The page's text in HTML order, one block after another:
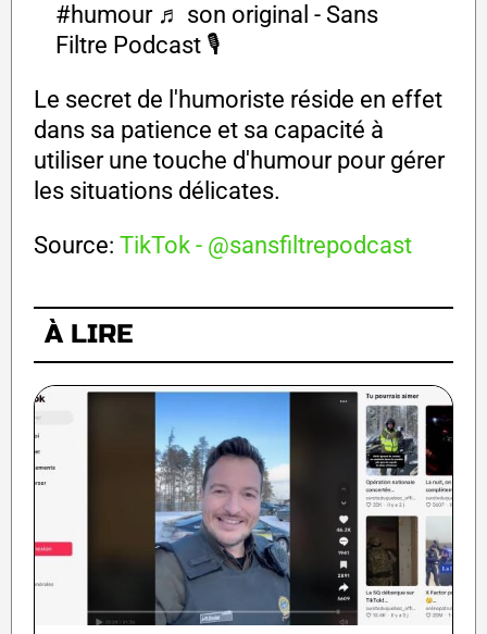
#humour ♬ son original - Sans
Filtre Podcast 🎙️
Le secret de l'humoriste réside en effet
dans sa patience et sa capacité à
utiliser une touche d'humour pour gérer
les situations délicates.
Source: TikTok - @sansfiltrepodcast
À LIRE